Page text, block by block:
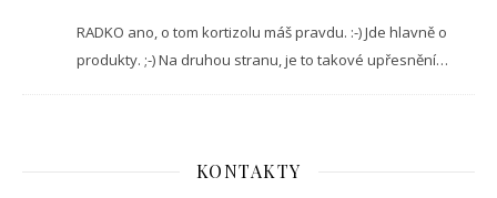
RADKO ano, o tom kortizolu máš pravdu. :-) Jde hlavně o
produkty. ;-) Na druhou stranu, je to takové upřesnění…
KONTAKTY